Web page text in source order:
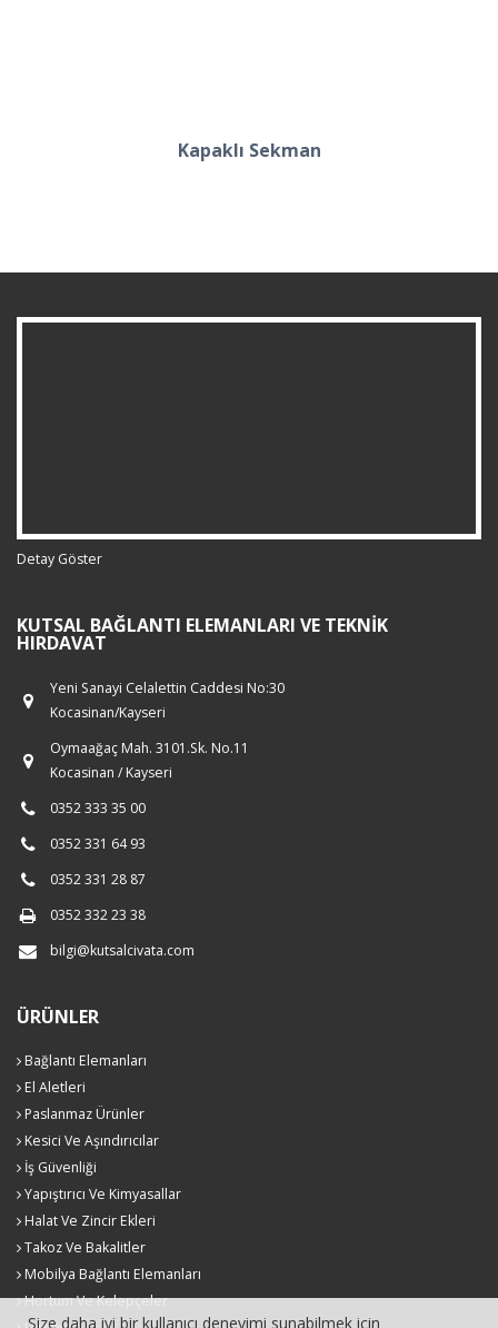
Kapaklı Sekman
Detay Göster
KUTSAL BAĞLANTI ELEMANLARI VE TEKNIK
HIRDAVAT
Yeni Sanayi Celalettin Caddesi No:30
Kocasinan/Kayseri
Oymaağaç Mah. 3101.Sk. No.11
Kocasinan / Kayseri
0352 333 35 00
0352 331 64 93
0352 331 28 87
0352 332 23 38
bilgi@kutsalcivata.com
ÜRÜNLER
Bağlantı Elemanları
El Aletleri
Paslanmaz Ürünler
Kesici Ve Aşındırıcılar
İş Güvenliği
Yapıştırıcı Ve Kimyasallar
Halat Ve Zincir Ekleri
Takoz Ve Bakalitler
Mobilya Bağlantı Elemanları
Hortum Ve Kelepçeler
Size daha iyi bir kullanıcı deneyimi sunabilmek için